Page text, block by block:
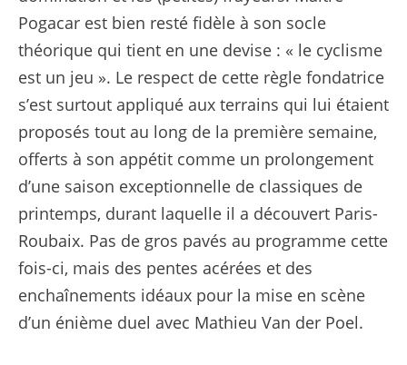
Pogacar est bien resté fidèle à son socle
théorique qui tient en une devise : « le cyclisme
est un jeu ». Le respect de cette règle fondatrice
s’est surtout appliqué aux terrains qui lui étaient
proposés tout au long de la première semaine,
offerts à son appétit comme un prolongement
d’une saison exceptionnelle de classiques de
printemps, durant laquelle il a découvert Paris-
Roubaix. Pas de gros pavés au programme cette
fois-ci, mais des pentes acérées et des
enchaînements idéaux pour la mise en scène
d’un énième duel avec Mathieu Van der Poel.